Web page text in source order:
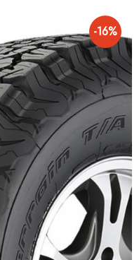
-16%